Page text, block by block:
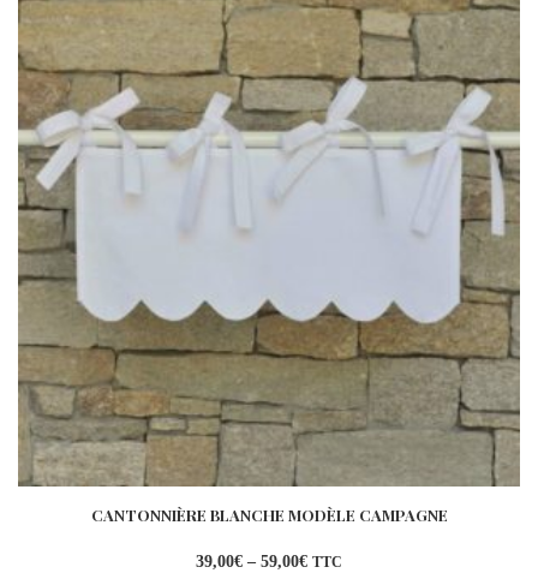
CANTONNIÈRE BLANCHE MODÈLE CAMPAGNE
39,00€ – 59,00€ TTC